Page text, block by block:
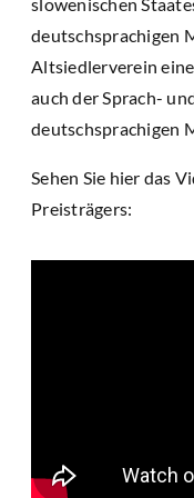
deutschsprachigen
Altsiedlerverein
auch der Sprach-
deutschsprachigen
Sehen Sie hier das
Preisträgers: